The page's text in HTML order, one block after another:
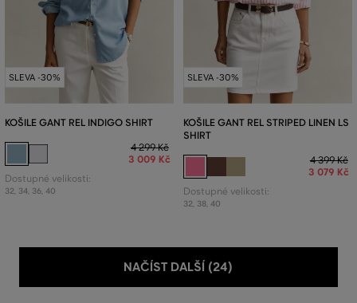
SLEVA -30%
KOŠILE GANT REL INDIGO SHIRT
4 299 Kč
3 009 Kč
Dostupné velikosti:
32, 34, 36, 40
SLEVA -30%
KOŠILE GANT REL STRIPED LINEN LS
SHIRT
4 399 Kč
3 079 Kč
Dostupné velikosti:
32, 38, 40
NAČÍST DALŠÍ (24)